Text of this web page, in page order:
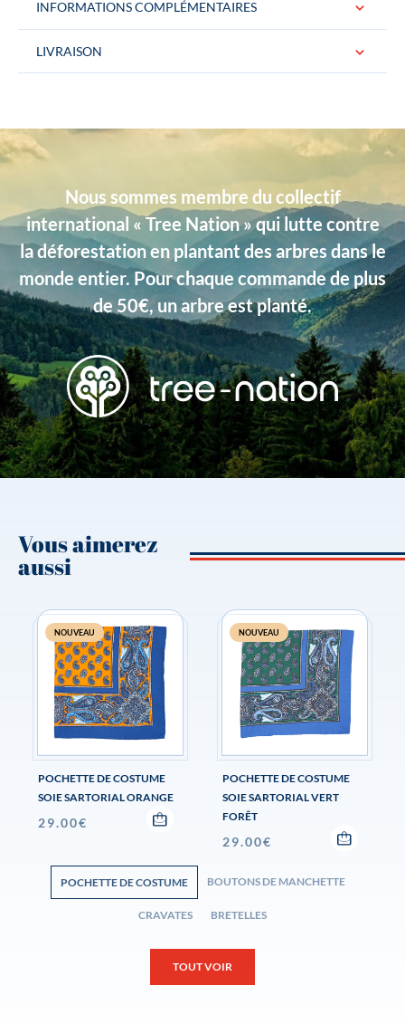
INFORMATIONS COMPLÉMENTAIRES
un cadeau.
Dimensions Largeur : 7 cm, Longueur : 146 cm
Matière
Type de produits Liberty
LIVRAISON
Nous sommes membre du collectif
international « Tree Nation » qui lutte contre
la déforestation en plantant des arbres dans le
monde entier. Pour chaque commande de plus
de 50€, un arbre est planté.
Vous aimerez
aussi
POCHETTE DE COSTUME BOUTONS DE MANCHETTE
CRAVATES BRETELLES
TOUT VOIR
NOUVEAU
POCHETTE DE COSTUME
SOIE SARTORIAL ORANGE
29.00€
NOUVEAU
POCHETTE DE COSTUME
SOIE SARTORIAL VERT
FORÊT
29.00€